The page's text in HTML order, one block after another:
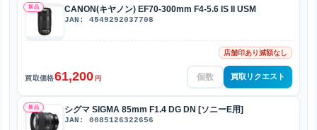
新品 CANON(キヤノン) EF70-300mm F4-5.6 IS II USM
JAN: 4549292037708
店舗印あり減額なし
買取価格61,200 円 買取リクエスト
新品 シグマ SIGMA 85mm F1.4 DG DN [ソニーE用]
JAN: 0085126322656